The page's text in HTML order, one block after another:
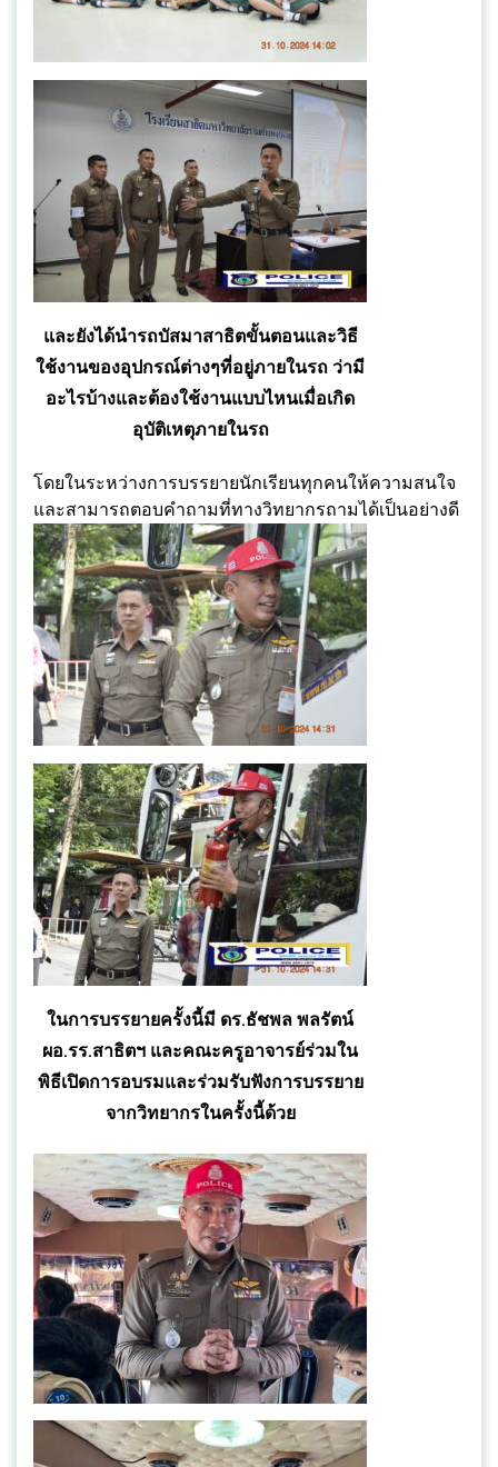
และยังได้นำรถบัสมาสาธิตขั้นตอนและวิธี
ใช้งานของอุปกรณ์ต่างๆที่อยู่ภายในรถ ว่ามี
อะไรบ้างและต้องใช้งานแบบไหนเมื่อเกิด
อุบัติเหตุภายในรถ
โดยในระหว่างการบรรยายนักเรียนทุกคนให้ความสนใจ
และสามารถตอบคำถามที่ทางวิทยากรถามได้เป็นอย่างดี
ในการบรรยายครั้งนี้มี ดร.ธัชพล พลรัตน์
ผอ.รร.สาธิตฯ และคณะครูอาจารย์ร่วมใน
พิธีเปิดการอบรมและร่วมรับฟังการบรรยาย
จากวิทยากรในครั้งนี้ด้วย